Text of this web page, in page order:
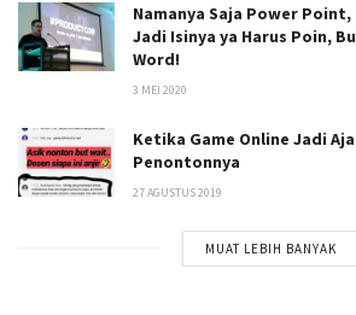
Namanya Saja Power
Jadi Isinya ya Harus Poin,
Word!
3 MEI 2020
Ketika Game Online Jadi
Penontonnya
27 AGUSTUS 2019
MUAT LEBIH BANYAK